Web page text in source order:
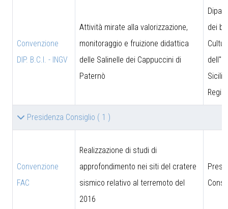
Convenzione
DIP. B.C.I. - INGV
Attività mirate alla valorizzazione,
monitoraggio e fruizione didattica
delle Salinelle dei Cappuccini di
Paternò
dei
Presidenza Consiglio ( 1 )
Convenzione
FAC
Realizzazione di studi di
approfondimento nei siti del cratere
sismico relativo al terremoto del
2016